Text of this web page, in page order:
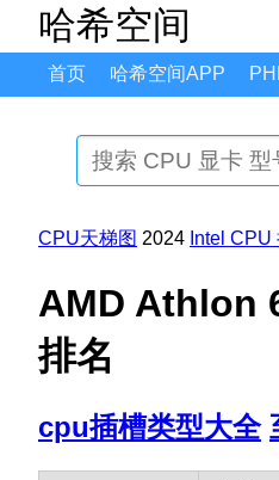
哈希空间
首页 哈希空间APP
CPU天梯图 2024 Intel
AMD Athlon
排名
cpu插槽类型大全